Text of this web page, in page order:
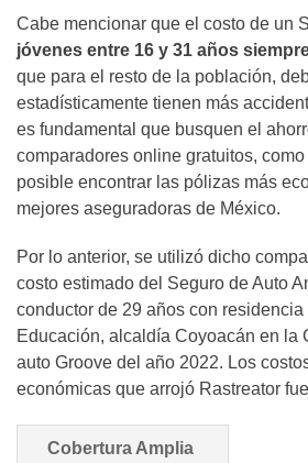
Cabe mencionar que el costo de un
jóvenes entre 16 y 31 años
que para el resto de la población,
estadísticamente tienen más
es fundamental que busquen el
comparadores online gratuitos, como
posible encontrar las pólizas más
mejores aseguradoras de México.
Por lo anterior, se utilizó dicho
costo estimado del Seguro de Auto
conductor de 29 años con
Educación, alcaldía Coyoacán en la
auto Groove del año 2022. Los
económicas que arrojó Rastreator
Cobertura Amplia